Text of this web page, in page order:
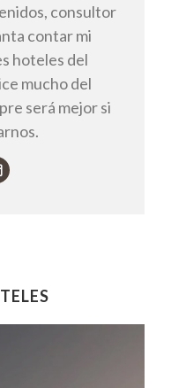
consultor
contar mi
hoteles del
mucho del
será mejor si